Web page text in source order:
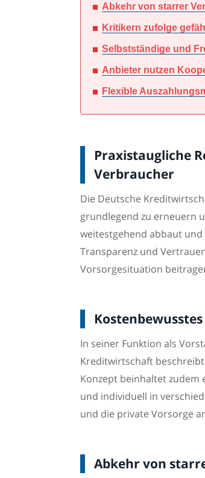
Abkehr von starrer
Kritikern zufolge
Selbstständige und
Anbieter nutzen
Flexible
Praxistaugliche
Verbraucher
Die Deutsche
grundlegend zu erneuern
weitestgehend abbaut
Transparenz und
Vorsorgesituation
In seiner Funktion als
Kreditwirtschaft
Konzept beinhaltet
und individuell in
und die private Vorsorge
Abkehr von